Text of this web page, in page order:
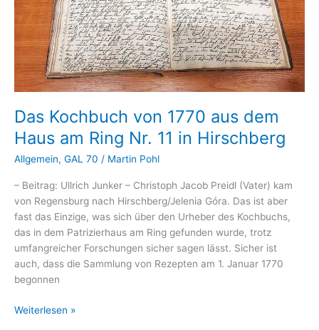
Das Kochbuch von 1770 aus dem
Haus am Ring Nr. 11 in Hirschberg
Allgemein, GAL 70 / Martin Pohl
– Beitrag: Ullrich Junker – Christoph Jacob Preidl (Vater) kam
von Regensburg nach Hirschberg/Jelenia Góra. Das ist aber
fast das Einzige, was sich über den Urheber des Kochbuchs,
das in dem Patrizierhaus am Ring gefunden wurde, trotz
umfangreicher Forschungen sicher sagen lässt. Sicher ist
auch, dass die Sammlung von Rezepten am 1. Januar 1770
begonnen
Das
Weiterlesen »